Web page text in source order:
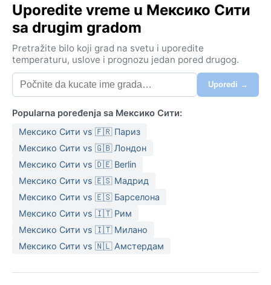
Klima pripada subtropskoj visoravni (Köpen Cwb), što
znači da su zime suve i blage, s temperaturama od 6
do 21 stepen, dok su leta topla, ali kišovita. Glavna
kišna sezona traje od juna do septembra, kada
popodnevni pljuskovi redovno osveže vazduh.
Vlažnost je umerena, a vazduh prozračan zbog visine.
Za putovanje je korisna lagana odeća za dan, ali i
topliji sloj za veče ili rano jutro, jer su noći sveže čak i
leti. Kišobran je neophodan tokom kišne sezone, dok
su u suvim mesecima dovoljne udobne patike i zaštita
od sunca.
Najbolje vreme za posetu jeste od novembra do
aprila, kada je nebo vedro, sunce prijatno, a padavine
retke. Temperatura je tada idealna za istraživanje
grada. Od vremenskih pojava valja pomenuti gustu
jutarnju maglu koja se zimi povremeno spušta niz
doline, dok sneg gotovo nikada ne pada uprkos visini.
Uporedite vreme u Мексико Сити
sa drugim gradom
Pretražite bilo koji grad na svetu i uporedite
temperaturu, uslove i prognozu jedan pored drugog.
Uporedi →
Popularna poređenja sa Мексико Сити:
Мексико Сити vs 🇫🇷 Париз
Мексико Сити vs 🇬🇧 Лондон
Мексико Сити vs 🇩🇪 Berlin
Мексико Сити vs 🇪🇸 Мадрид
Мексико Сити vs 🇪🇸 Барселона
Мексико Сити vs 🇮🇹 Рим
Мексико Сити vs 🇮🇹 Милано
Мексико Сити vs 🇳🇱 Амстердам